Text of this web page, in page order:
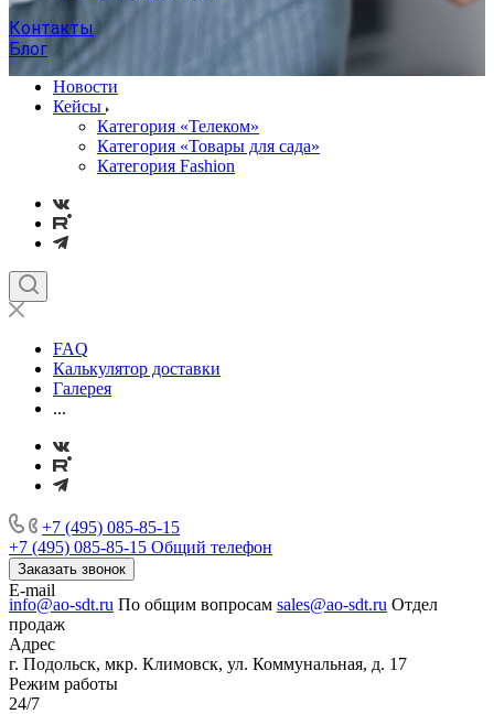
Контакты
Блог
Новости
Кейсы
Категория «Телеком»
Категория «Товары для сада»
Категория Fashion
FAQ
Калькулятор доставки
Галерея
...
+7 (495) 085-85-15
+7 (495) 085-85-15 Общий телефон
Заказать звонок
E-mail
info@ao-sdt.ru По общим вопросам sales@ao-sdt.ru Отдел
продаж
Адрес
г. Подольск, мкр. Климовск, ул. Коммунальная, д. 17
Режим работы
24/7